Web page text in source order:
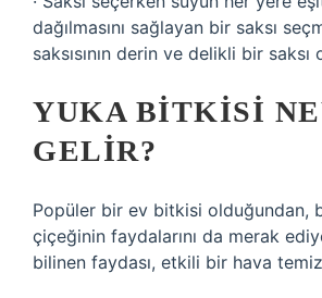
dağılmasını sağlayan bir saksı
saksısının derin ve delikli bir saksı
YUKA BITKISI
GELIR?
Popüler bir ev bitkisi olduğundan,
çiçeğinin faydalarını da merak
bilinen faydası, etkili bir hava